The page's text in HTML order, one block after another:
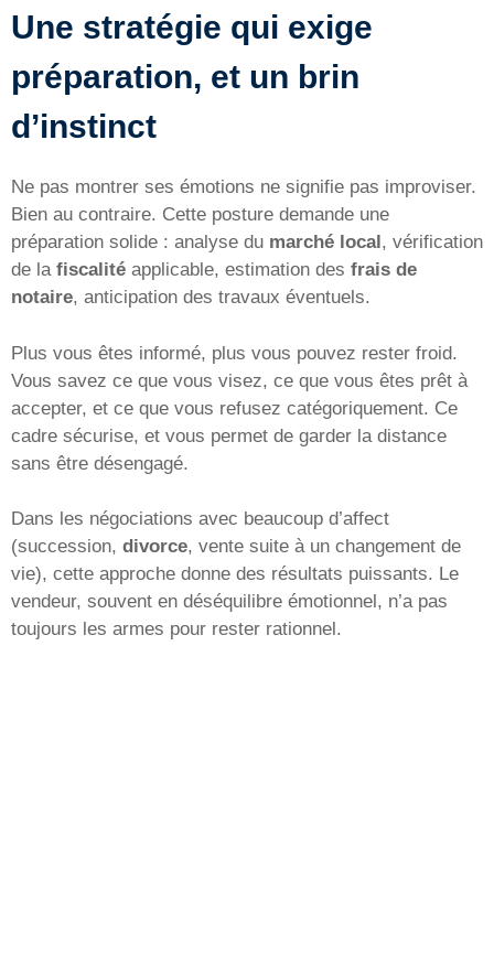
Une stratégie qui exige
préparation, et un brin
d’instinct
Ne pas montrer ses émotions ne signifie pas improviser.
Bien au contraire. Cette posture demande une
préparation solide : analyse du marché local , vérification
de la fiscalité applicable, estimation des frais de
notaire, anticipation des travaux éventuels.
Plus vous êtes informé, plus vous pouvez rester froid.
Vous savez ce que vous visez, ce que vous êtes prêt à
accepter, et ce que vous refusez catégoriquement. Ce
cadre sécurise, et vous permet de garder la distance
sans être désengagé.
Dans les négociations avec beaucoup d’affect
(succession, divorce, vente suite à un changement de
vie), cette approche donne des résultats puissants. Le
vendeur, souvent en déséquilibre émotionnel, n’a pas
toujours les armes pour rester rationnel.